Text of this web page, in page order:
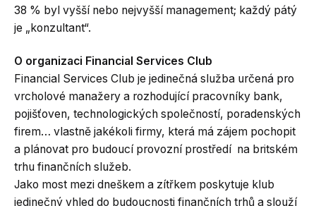
38 % byl vyšší nebo nejvyšší management; každý pátý
je „konzultant“.
O organizaci Financial Services Club
Financial Services Club je jedinečná služba určená pro
vrcholové manažery a rozhodující pracovníky bank,
pojišťoven, technologických společností, poradenských
firem… vlastně jakékoli firmy, která má zájem pochopit
a plánovat pro budoucí provozní prostředí na britském
trhu finančních služeb.
Jako most mezi dneškem a zítřkem poskytuje klub
jedinečný vhled do budoucnosti finančních trhů a slouží